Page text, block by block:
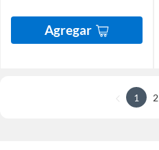
Agregar
1 2